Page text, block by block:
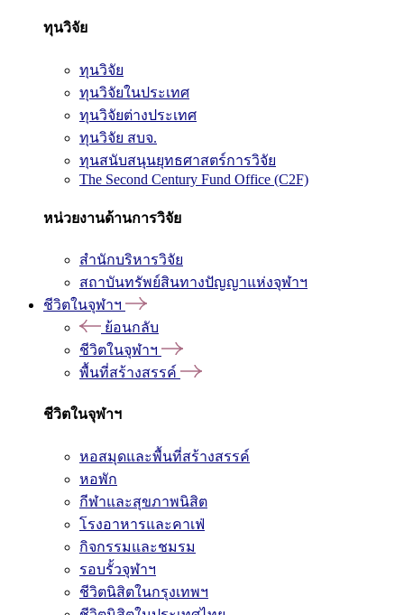
ทุนวิจัย
ทุนวิจัย
ทุนวิจัยในประเทศ
ทุนวิจัยต่างประเทศ
ทุนวิจัย สบจ.
ทุนสนับสนุนยุทธศาสตร์การวิจัย
The Second Century Fund Office (C2F)
หน่วยงานด้านการวิจัย
สำนักบริหารวิจัย
สถาบันทรัพย์สินทางปัญญาแห่งจุฬาฯ
ชีวิตในจุฬาฯ
ย้อนกลับ
ชีวิตในจุฬาฯ
พื้นที่สร้างสรรค์
ชีวิตในจุฬาฯ
หอสมุดและพื้นที่สร้างสรรค์
หอพัก
กีฬาและสุขภาพนิสิต
โรงอาหารและคาเฟ่
กิจกรรมและชมรม
รอบรั้วจุฬาฯ
ชีวิตนิสิตในกรุงเทพฯ